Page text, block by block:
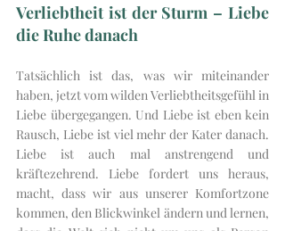
Verliebtheit ist der Sturm – Liebe
die Ruhe danach
Tatsächlich ist das, was wir miteinander
haben, jetzt vom wilden Verliebtheitsgefühl in
Liebe übergegangen. Und Liebe ist eben kein
Rausch, Liebe ist viel mehr der Kater danach.
Liebe ist auch mal anstrengend und
kräftezehrend. Liebe fordert uns heraus,
macht, dass wir aus unserer Komfortzone
kommen, den Blickwinkel ändern und lernen,